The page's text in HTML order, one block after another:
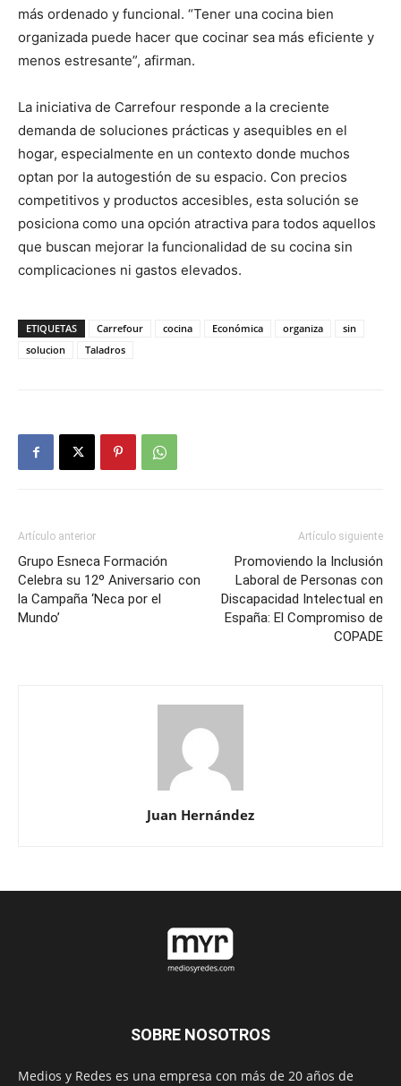
más ordenado y funcional. “Tener una cocina bien
organizada puede hacer que cocinar sea más eficiente y
menos estresante”, afirman.
La iniciativa de Carrefour responde a la creciente
demanda de soluciones prácticas y asequibles en el
hogar, especialmente en un contexto donde muchos
optan por la autogestión de su espacio. Con precios
competitivos y productos accesibles, esta solución se
posiciona como una opción atractiva para todos aquellos
que buscan mejorar la funcionalidad de su cocina sin
complicaciones ni gastos elevados.
ETIQUETAS Carrefour cocina Económica organiza
sin
solucion
Taladros
Artículo anterior
Grupo Esneca Formación
Celebra su 12º Aniversario con
la Campaña ‘Neca por el
Mundo’
Artículo siguiente
Promoviendo la Inclusión
Laboral de Personas con
Discapacidad Intelectual en
España: El Compromiso de
COPADE
Juan Hernández
SOBRE NOSOTROS
Medios y Redes es una empresa con más de 20 años de